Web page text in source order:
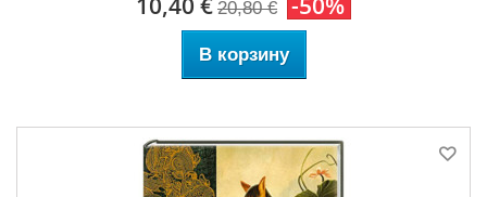
20,80 €
В корзину